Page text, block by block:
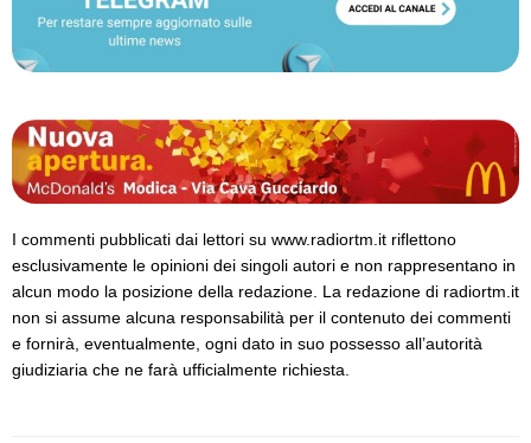
I commenti pubblicati dai lettori su www.radiortm.it riflettono
esclusivamente le opinioni dei singoli autori e non rappresentano in
alcun modo la posizione della redazione. La redazione di radiortm.it
non si assume alcuna responsabilità per il contenuto dei commenti
e fornirà, eventualmente, ogni dato in suo possesso all’autorità
giudiziaria che ne farà ufficialmente richiesta.